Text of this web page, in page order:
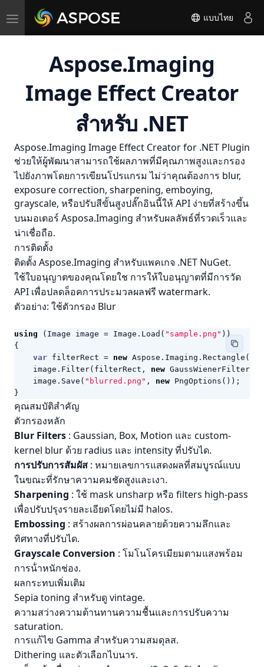
Toggle
navigation
แบบไทย
Aspose.Imaging
Image Effect Creator
สําหรับ .NET
Aspose.Imaging Image Effect Creator for .NET Plugin
ช่วยให้ผู้พัฒนาสามารถใช้ผลภาพที่มีคุณภาพสูงและกรอง
ไปยังภาพโดยการเขียนโปรแกรม ไม่ว่าคุณต้องการ blur,
exposure correction, sharpening, emboying,
grayscale, หรือปรับสีขั้นสูงปลั๊กอินนี้ให้ API ง่ายที่สร้างขึ้น
บนมอเตอร์ Asposa.Imaging สําหรับผลลัพธ์ที่รวดเร็วและ
น่าเชื่อถือ.
การติดตั้ง
ติดตั้ง Aspose.Imaging สําหรับแพคเกจ .NET NuGet.
ใช้ใบอนุญาตของคุณโดยใช การให้ใบอนุญาตที่มีการวัด
API เพื่อปลดล็อคการประมวลผลฟรี watermark.
ตัวอย่าง: ใช้ตัวกรอง Blur
using ( Image image = Image . Load ( "sample.png" ))
{
var filterRect = new Aspose . Imaging . Rectangle (
image . Filter( filterRect , new
image . Save ( "blurred.png" , new PngOptions ());
}
คุณสมบัติสำคัญ
ตัวกรองหลัก
Blur Filters : Gaussian, Box, Motion และ custom-
kernel blur ด้วย radius และ intensity ที่ปรับได.
การปรับการสัมผัส : หมายเลขการแสดงผลที่สมบูรณ์แบบ
ในขณะที่รักษาความคมชัดสูงและเงา.
Sharpening : ใช้ mask unsharp หรือ filters high-pass
เพื่อปรับปรุงรายละเอียดโดยไม่มี halos.
Embossing : สร้างผลการผ่อนคลายด้วยความลึกและ
ทิศทางที่ปรับได.
Grayscale Conversion : โมโนโครเมียมตามแสงพร้อม
การน้ําหนักช่อง.
ผลกระทบเพิ่มเติม
Sepia toning สําหรับดู vintage.
ความสว่างความต้านทานความชื้นและการปรับความ
saturation.
การแก้ไข Gamma สําหรับความสมดุลส.
Dithering และตัวเลือกไบนาร.